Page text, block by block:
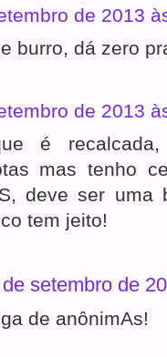
de 2013
burro, dá zero
de 2013
é
mas tenho
deve ser uma
tem jeito!
setembro de
de anônimAs!